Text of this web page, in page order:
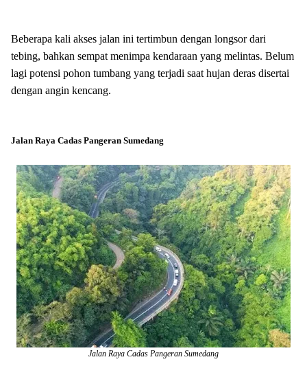
Beberapa kali akses jalan ini tertimbun dengan longsor dari
tebing, bahkan sempat menimpa kendaraan yang melintas. Belum
lagi potensi pohon tumbang yang terjadi saat hujan deras disertai
dengan angin kencang.
Jalan Raya Cadas Pangeran Sumedang
Jalan Raya Cadas Pangeran Sumedang